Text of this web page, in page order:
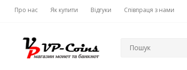
Про нас Як купити Відгуки Співпраця з нами